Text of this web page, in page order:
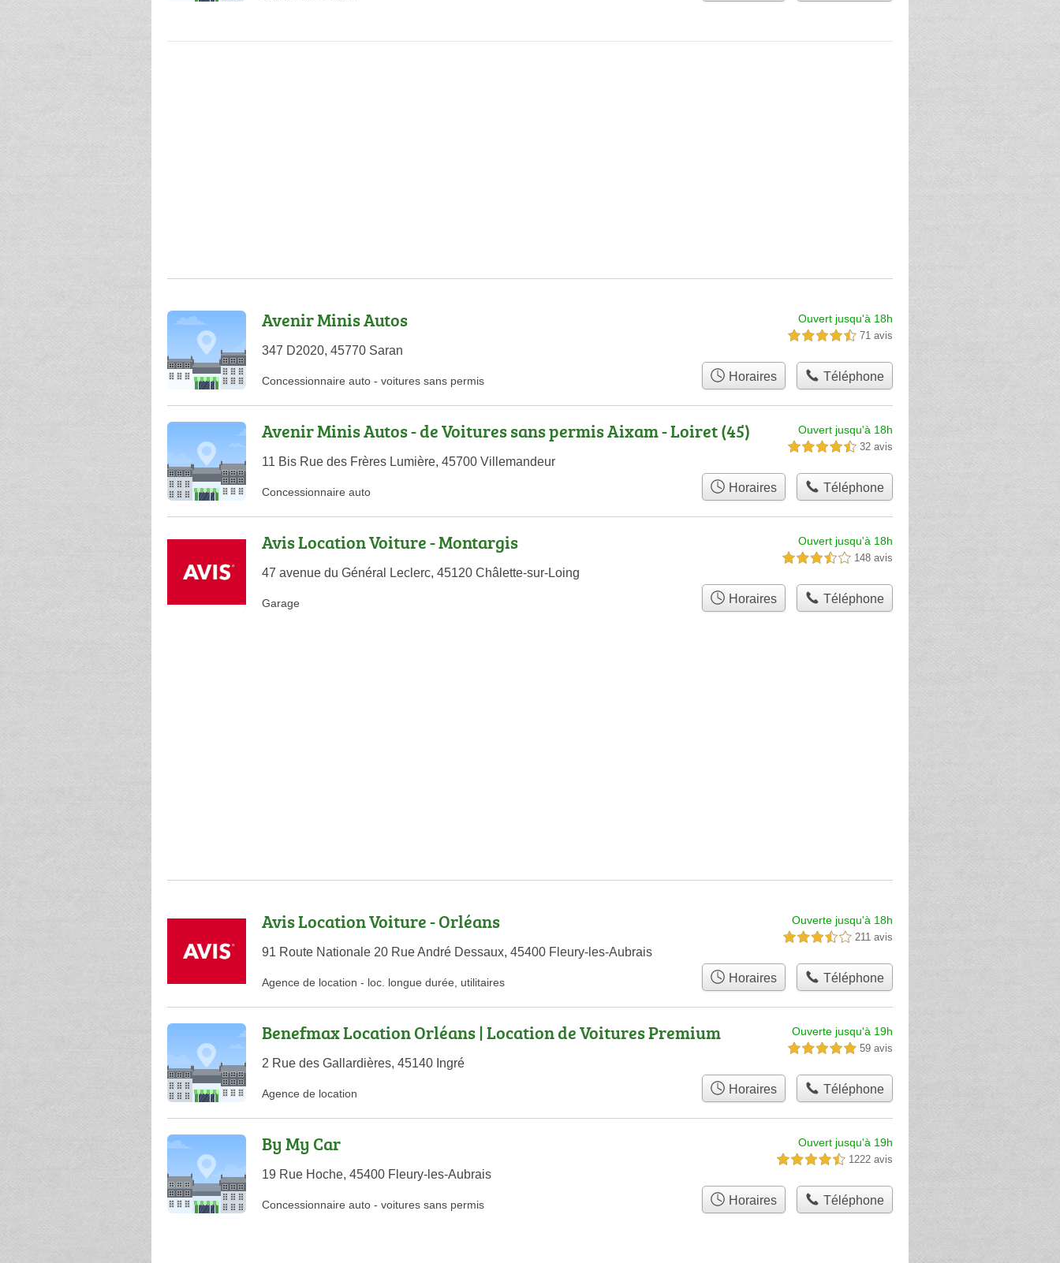
Avenir Minis Autos
347 D2020, 45770 Saran
Ouvert jusqu'à 18h
4,5 étoiles sur 5 71 avis
Concessionnaire auto - voitures sans permis Horaires Téléphone
Avenir Minis Autos - de Voitures sans permis Aixam - Loiret (45)
11 Bis Rue des Frères Lumière, 45700 Villemandeur
Ouvert jusqu'à 18h
4,5 étoiles sur 5 32 avis
Concessionnaire auto Horaires Téléphone
Avis Location Voiture - Montargis
47 avenue du Général Leclerc, 45120 Châlette-sur-Loing
Ouvert jusqu'à 18h
3,5 étoiles sur 5 148 avis
Garage Horaires Téléphone
Avis Location Voiture - Orléans
91 Route Nationale 20 Rue André Dessaux, 45400 Fleury-les-Aubrais
Ouverte jusqu'à 18h
3,5 étoiles sur 5 211 avis
Agence de location - loc. longue durée utilitaires Horaires Téléphone
Benefmax Location Orléans | Location de Voitures Premium
2 Rue des Gallardières, 45140 Ingré
Ouverte jusqu'à 19h
5,0 étoiles sur 5 59 avis
Agence de location Horaires Téléphone
By My Car
19 Rue Hoche, 45400 Fleury-les-Aubrais
Ouvert jusqu'à 19h
4,5 étoiles sur 5 1222 avis
Concessionnaire auto - voitures sans permis Horaires Téléphone